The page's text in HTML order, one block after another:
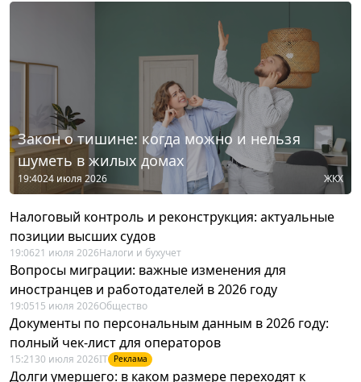
Закон о тишине: когда можно и нельзя
шуметь в жилых домах
19:4024 июля 2026 ЖКХ
Налоговый контроль и реконструкция: актуальные
позиции высших судов
19:0621 июля 2026Налоги и бухучет
Вопросы миграции: важные изменения для
иностранцев и работодателей в 2026 году
19:0515 июля 2026Общество
Документы по персональным данным в 2026 году:
полный чек-лист для операторов
15:21 30 июля 2026IT Реклама
Долги умершего: в каком размере переходят к